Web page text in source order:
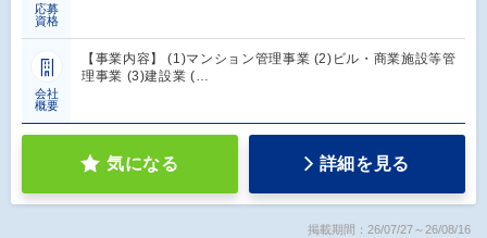
応募
資格
会社
概要
【事業内容】 (1)マンション管理事業 (2)ビル・商業施設等管
理事業 (3)建設業 (…
気になる 詳細を見る
掲載期間：26/07/27～26/08/16